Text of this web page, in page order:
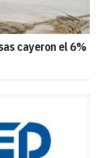
cayeron el 6%